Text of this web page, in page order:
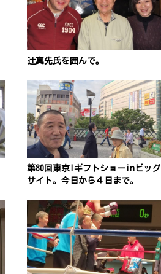
辻真先氏を囲んで。
第80回東京Iギフトショーinビッグ
サイト。今日から４日まで。